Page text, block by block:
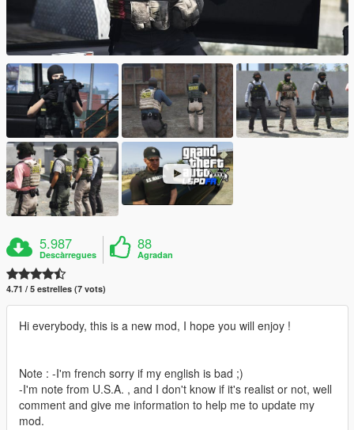
5.987
Descàrregues
88
Agradan
4.71 / 5 estrelles (7 vots)
Hi everybody, this is a new mod, I hope you will enjoy !
Note : -I'm french sorry if my english is bad ;)
-I'm note from U.S.A. , and I don't know if it's realist or not, well
comment and give me information to help me to update my
mod.